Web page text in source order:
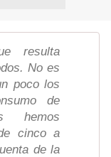
resulta
No es
poco los
de
hemos
cinco a
de la